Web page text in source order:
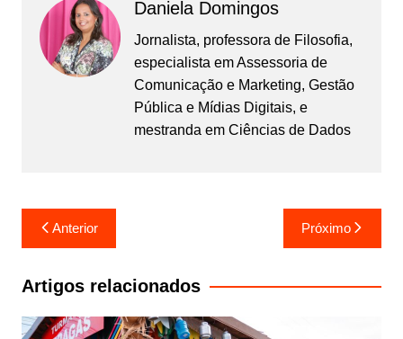
Daniela Domingos
Jornalista, professora de Filosofia,
especialista em Assessoria de
Comunicação e Marketing, Gestão
Pública e Mídias Digitais, e
mestranda em Ciências de Dados
Navegação
de
Post
Anterior Próximo
Artigos relacionados